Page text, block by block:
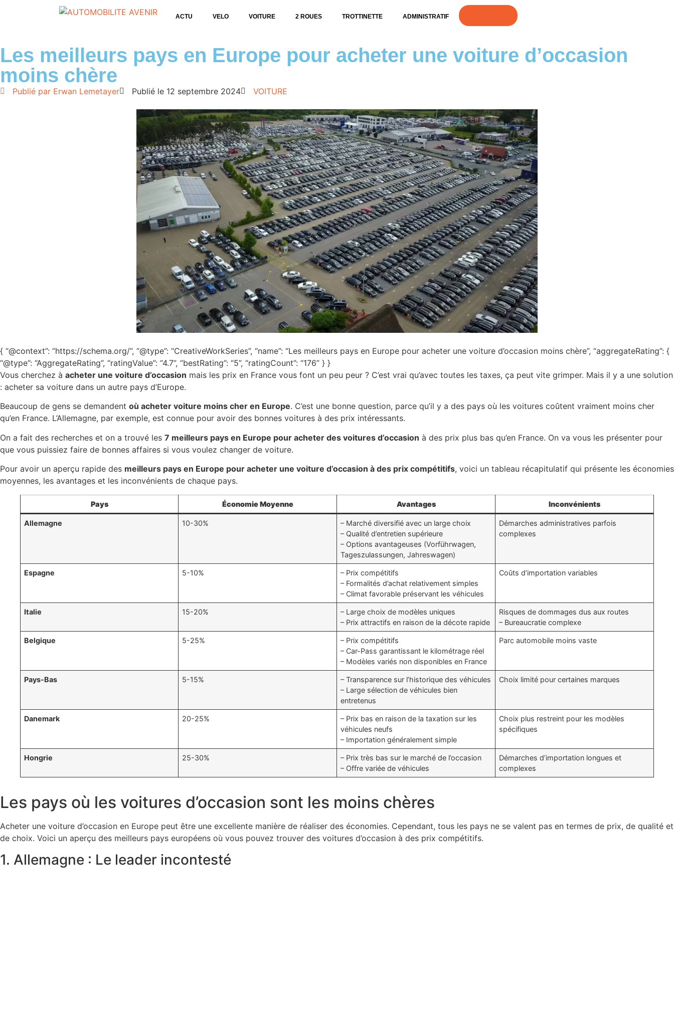
ACTU VELO VOITURE 2 ROUES TROTTINETTE ADMINISTRATIF
Les meilleurs pays en Europe pour acheter une voiture d’occasion
moins chère
Publié par Erwan Lemetayer Publié le 12 septembre 2024 VOITURE
{ “@context”: “https://schema.org/”, “@type”: “CreativeWorkSeries”, “name”: “Les meilleurs pays en Europe pour acheter une voiture d’occasion moins chère”, “aggregateRating”: {
“@type”: “AggregateRating”, “ratingValue”: “4.7”, “bestRating”: “5”, “ratingCount”: “176” } }
Vous cherchez à acheter une voiture d’occasion mais les prix en France vous font un peu peur ? C’est vrai qu’avec toutes les taxes, ça peut vite grimper. Mais il y a une solution
: acheter sa voiture dans un autre pays d’Europe.
Beaucoup de gens se demandent où acheter voiture moins cher en Europe. C’est une bonne question, parce qu’il y a des pays où les voitures coûtent vraiment moins cher
qu’en France. L’Allemagne, par exemple, est connue pour avoir des bonnes voitures à des prix intéressants.
On a fait des recherches et on a trouvé les 7 meilleurs pays en Europe pour acheter des voitures d’occasion à des prix plus bas qu’en France. On va vous les présenter pour
que vous puissiez faire de bonnes affaires si vous voulez changer de voiture.
Pour avoir un aperçu rapide des meilleurs pays en Europe pour acheter une voiture d’occasion à des prix compétitifs, voici un tableau récapitulatif qui présente les économies
moyennes, les avantages et les inconvénients de chaque pays.
Pays Économie Moyenne Avantages Inconvénients
Allemagne 10-30%
– Marché diversifié avec un large choix
– Qualité d’entretien supérieure
– Options avantageuses (Vorführwagen,
Tageszulassungen, Jahreswagen)
Démarches administratives parfois
complexes
Espagne 5-10%
– Prix compétitifs
– Formalités d’achat relativement simples
– Climat favorable préservant les véhicules
Coûts d’importation variables
Italie 15-20%
– Large choix de modèles uniques
– Prix attractifs en raison de la décote rapide
Risques de dommages dus aux routes
– Bureaucratie complexe
Belgique 5-25%
– Prix compétitifs
– Car-Pass garantissant le kilométrage réel
– Modèles variés non disponibles en France
Parc automobile moins vaste
Pays-Bas 5-15%
– Transparence sur l’historique des véhicules
– Large sélection de véhicules bien
entretenus
Choix limité pour certaines marques
Danemark 20-25%
– Prix bas en raison de la taxation sur les
véhicules neufs
– Importation généralement simple
Choix plus restreint pour les modèles
spécifiques
Hongrie 25-30%
– Prix très bas sur le marché de l’occasion
– Offre variée de véhicules
Démarches d’importation longues et
complexes
Les pays où les voitures d’occasion sont les moins chères
Acheter une voiture d’occasion en Europe peut être une excellente manière de réaliser des économies. Cependant, tous les pays ne se valent pas en termes de prix, de qualité et
de choix. Voici un aperçu des meilleurs pays européens où vous pouvez trouver des voitures d’occasion à des prix compétitifs.
1. Allemagne : Le leader incontesté